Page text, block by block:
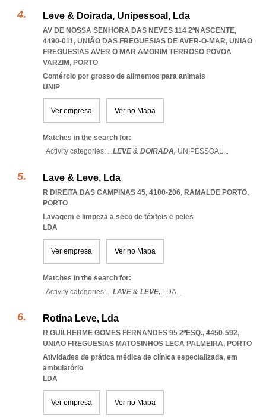
Leve & Doirada, Unipessoal, Lda
AV DE NOSSA SENHORA DAS NEVES 114 2ºNASCENTE,
4490-011, UNIÃO DAS FREGUESIAS DE AVER-O-MAR, UNIAO
FREGUESIAS AVER O MAR AMORIM TERROSO POVOA
VARZIM, PORTO
Comércio por grosso de alimentos para animais
UNIP
Ver empresa Ver no Mapa
Matches in the search for:
Activity categories: ...LEVE & DOIRADA, UNIPESSOAL...
Lave & Leve, Lda
R DIREITA DAS CAMPINAS 45, 4100-206, RAMALDE PORTO,
PORTO
Lavagem e limpeza a seco de têxteis e peles
LDA
Ver empresa Ver no Mapa
Matches in the search for:
Activity categories: ...LAVE & LEVE, LDA...
Rotina Leve, Lda
R GUILHERME GOMES FERNANDES 95 2ºESQ., 4450-592,
UNIAO FREGUESIAS MATOSINHOS LECA PALMEIRA, PORTO
Atividades de prática médica de clínica especializada, em
ambulatório
LDA
Ver empresa Ver no Mapa